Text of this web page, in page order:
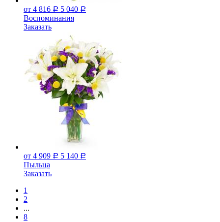
от 4 816 Р 5 040 Р
Воспоминания
Заказать
от 4 909 Р 5 140 Р
Пыльца
Заказать
1
2
...
8